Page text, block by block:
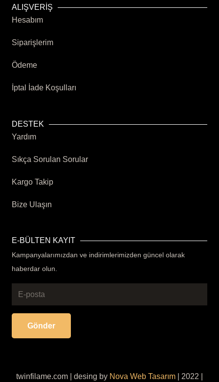
ALIŞVERİŞ
Hesabım
Siparişlerim
Ödeme
İptal İade Koşulları
DESTEK
Yardım
Sıkça Sorulan Sorular
Kargo Takip
Bize Ulaşın
E-BÜLTEN KAYIT
Kampanyalarımızdan ve indirimlerimizden güncel olarak
haberdar olun.
Gönder
twinfilame.com | desing by Nova Web Tasarım | 2022 |